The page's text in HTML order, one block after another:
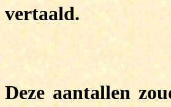
vertaald.
Deze aantallen